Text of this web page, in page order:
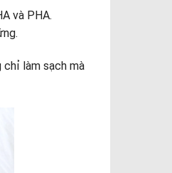
và PHA.
chỉ làm sạch mà